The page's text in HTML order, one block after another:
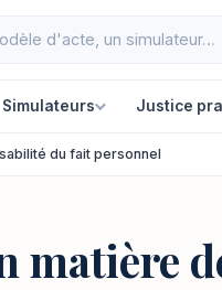
Simulateurs Justice
du fait personnel
matière